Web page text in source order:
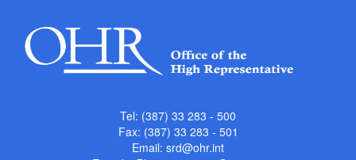
Tel: (387) 33 283 - 500
Fax: (387) 33 283 - 501
Email: srd@ohr.int